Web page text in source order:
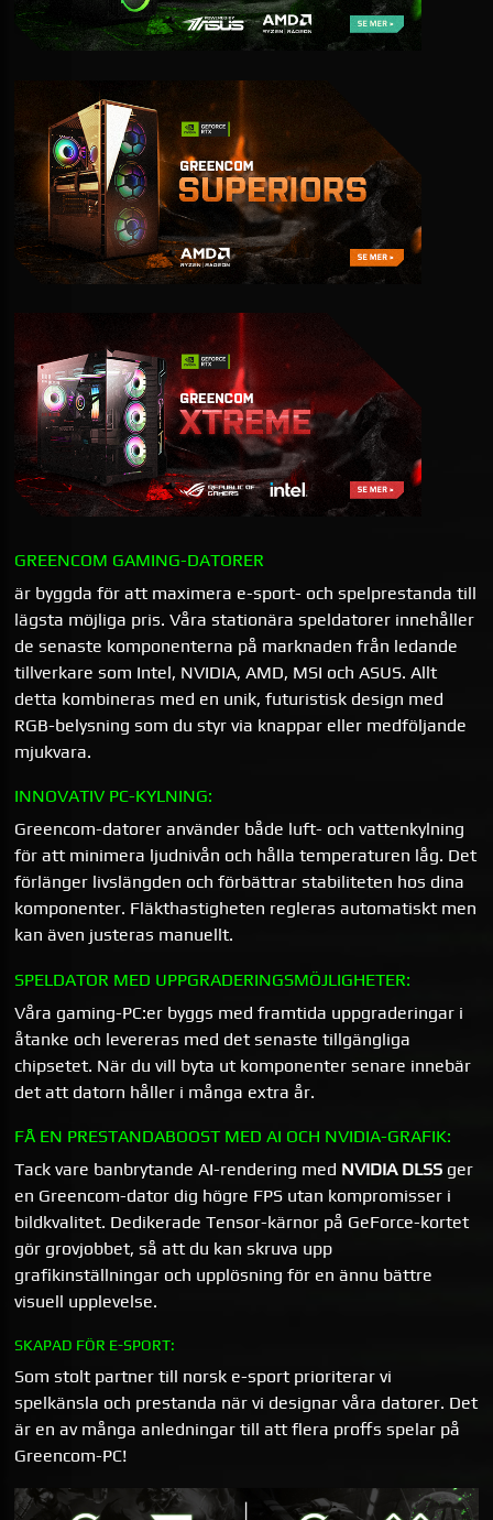
GREENCOM GAMING-DATORER
är byggda för att maximera e-sport- och spelprestanda till
lägsta möjliga pris. Våra stationära speldatorer innehåller
de senaste komponenterna på marknaden från ledande
tillverkare som Intel, NVIDIA, AMD, MSI och ASUS. Allt
detta kombineras med en unik, futuristisk design med
RGB-belysning som du styr via knappar eller medföljande
mjukvara.
INNOVATIV PC-KYLNING:
Greencom-datorer använder både luft- och vattenkylning
för att minimera ljudnivån och hålla temperaturen låg. Det
förlänger livslängden och förbättrar stabiliteten hos dina
komponenter. Fläkthastigheten regleras automatiskt men
kan även justeras manuellt.
SPELDATOR MED UPPGRADERINGSMÖJLIGHETER:
Våra gaming-PC:er byggs med framtida uppgraderingar i
åtanke och levereras med det senaste tillgängliga
chipsetet. När du vill byta ut komponenter senare innebär
det att datorn håller i många extra år.
FÅ EN PRESTANDABOOST MED AI OCH NVIDIA-GRAFIK:
Tack vare banbrytande AI-rendering med NVIDIA DLSS ger
en Greencom-dator dig högre FPS utan kompromisser i
bildkvalitet. Dedikerade Tensor-kärnor på GeForce-kortet
gör grovjobbet, så att du kan skruva upp
grafikinställningar och upplösning för en ännu bättre
visuell upplevelse.
SKAPAD FÖR E-SPORT:
Som stolt partner till norsk e-sport prioriterar vi
spelkänsla och prestanda när vi designar våra datorer. Det
är en av många anledningar till att flera proffs spelar på
Greencom-PC!